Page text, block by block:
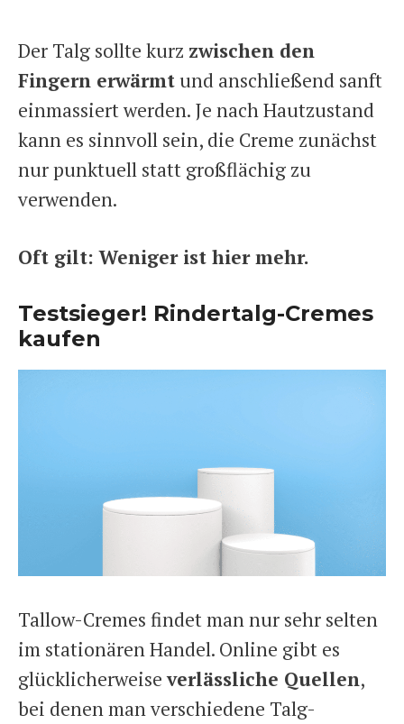
Der Talg sollte kurz zwischen den
Fingern erwärmt und anschließend sanft
einmassiert werden. Je nach Hautzustand
kann es sinnvoll sein, die Creme zunächst
nur punktuell statt großflächig zu
verwenden.
Oft gilt: Weniger ist hier mehr.
Testsieger! Rindertalg-Cremes
kaufen
Tallow-Cremes findet man nur sehr selten
im stationären Handel. Online gibt es
glücklicherweiseverlässliche Quellen,
bei denen man verschiedene Talg-